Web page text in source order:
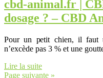
cbd-animal.fr |
dosage ? – CBD
Pour un petit chien, il faut
n’excède pas 3 % et une
Lire la suite
Page suivante »